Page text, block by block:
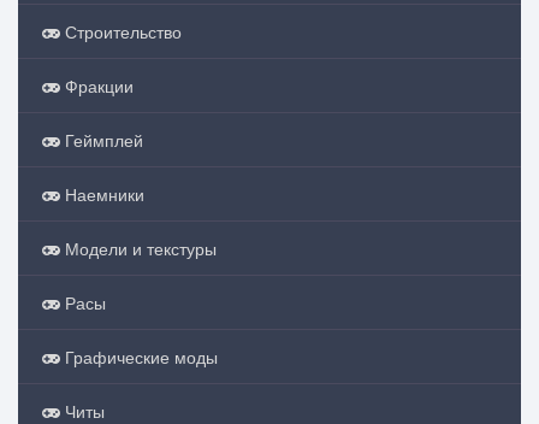
Строительство
Фракции
Геймплей
Наемники
Модели и текстуры
Расы
Графические моды
Читы